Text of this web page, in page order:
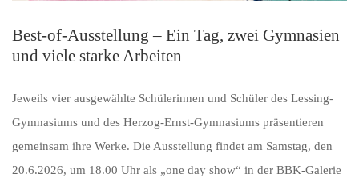
Best-of-Ausstellung – Ein Tag, zwei Gymnasien
und viele starke Arbeiten
Jeweils vier ausgewählte Schülerinnen und Schüler des Lessing-
Gymnasiums und des Herzog-Ernst-Gymnasiums präsentieren
gemeinsam ihre Werke. Die Ausstellung findet am Samstag, den
20.6.2026, um 18.00 Uhr als „one day show“ in der BBK-Galerie